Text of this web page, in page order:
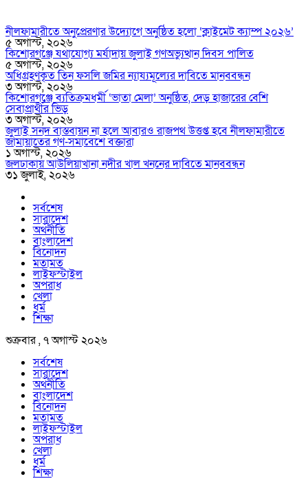
নীলফামারীতে অনুপ্রেরণার উদ্যোগে অনুষ্ঠিত হলো ‘ক্লাইমেট ক্যাম্প ২০২৬’
৫ অগাস্ট, ২০২৬
কিশোরগঞ্জে যথাযোগ্য মর্যাদায় জুলাই গণঅভ্যুত্থান দিবস পালিত
৫ অগাস্ট, ২০২৬
অধিগ্রহণকৃত তিন ফসলি জমির ন্যায্যমূল্যের দাবিতে মানববন্ধন
৩ অগাস্ট, ২০২৬
কিশোরগঞ্জে ব্যতিক্রমধর্মী ‘ভাতা মেলা’ অনুষ্ঠিত, দেড় হাজারের বেশি
সেবাপ্রার্থীর ভিড়
৩ অগাস্ট, ২০২৬
জুলাই সনদ বাস্তবায়ন না হলে আবারও রাজপথ উত্তপ্ত হবে নীলফামারীতে
জামায়াতের গণ-সমাবেশে বক্তারা
১ অগাস্ট, ২০২৬
জলঢাকায় আউলিয়াখানা নদীর খাল খননের দাবিতে মানববন্ধন
৩১ জুলাই, ২০২৬
সর্বশেষ
সারাদেশ
অর্থনীতি
বাংলাদেশ
বিনোদন
মতামত
লাইফস্টাইল
অপরাধ
খেলা
ধর্ম
শিক্ষা
শুক্রবার , ৭ অগাস্ট ২০২৬
সর্বশেষ
সারাদেশ
অর্থনীতি
বাংলাদেশ
বিনোদন
মতামত
লাইফস্টাইল
অপরাধ
খেলা
ধর্ম
শিক্ষা